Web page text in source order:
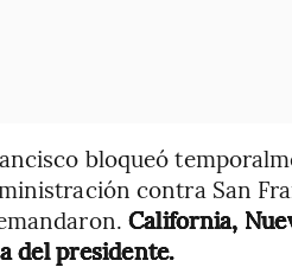
bloqueó
contra San
California,
del presidente.